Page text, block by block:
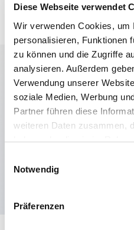
Diese Webseite verwendet
Wir verwenden Cookies, um
personalisieren, Funktionen
zu können und die Zugriffe
analysieren. Außerdem
Verwendung unserer
soziale Medien, Werbung
Partner führen diese
weiteren Daten zusammen,
haben oder die sie im
Notwendig
Präferenzen
Hauptmerkmale
Mehrfachbefestigung
Schutzart IP65